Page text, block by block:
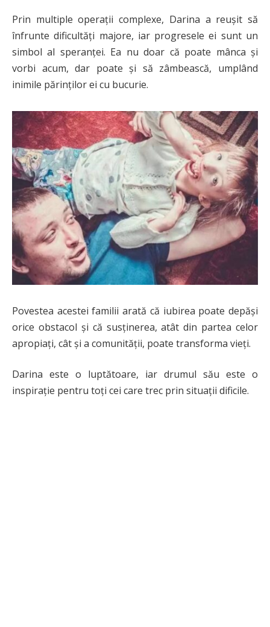
Prin multiple operații complexe, Darina a reușit să
înfrunte dificultăți majore, iar progresele ei sunt un
simbol al speranței. Ea nu doar că poate mânca și
vorbi acum, dar poate și să zâmbească, umplând
inimile părinților ei cu bucurie.
Povestea acestei familii arată că iubirea poate depăși
orice obstacol și că susținerea, atât din partea celor
apropiați, cât și a comunității, poate transforma vieți.
Darina este o luptătoare, iar drumul său este o
inspirație pentru toți cei care trec prin situații dificile.